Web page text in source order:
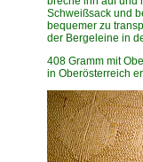
Schweißsack und
bequemer zu
der Bergeleine in
408 Gramm mit
in Oberösterreich